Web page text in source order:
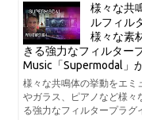
様々な共
ルフィル
様々な素
きる強力なフィルター
Music「Supermodal」
様々な共鳴体の挙動をエミ
やガラス、ピアノなど様々
る強力なフィルタープラグ